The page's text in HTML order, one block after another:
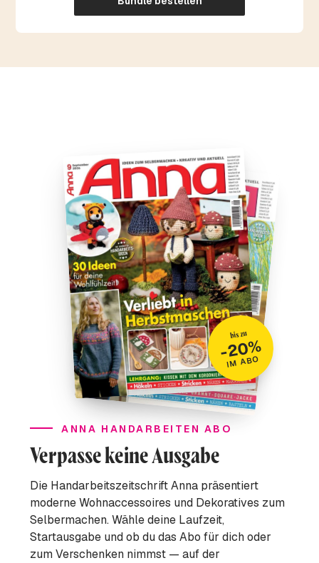
bis zu
-20%
IM ABO
ANNA HANDARBEITEN ABO
Verpasse keine Ausgabe
Die Handarbeitszeitschrift Anna präsentiert
moderne Wohnaccessoires und Dekoratives zum
Selbermachen. Wähle deine Laufzeit,
Startausgabe und ob du das Abo für dich oder
zum Verschenken nimmst — auf der